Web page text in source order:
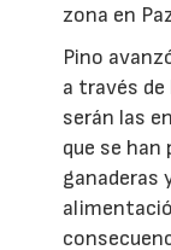
zona en
Pino
a través de
serán las
que se
ganaderas